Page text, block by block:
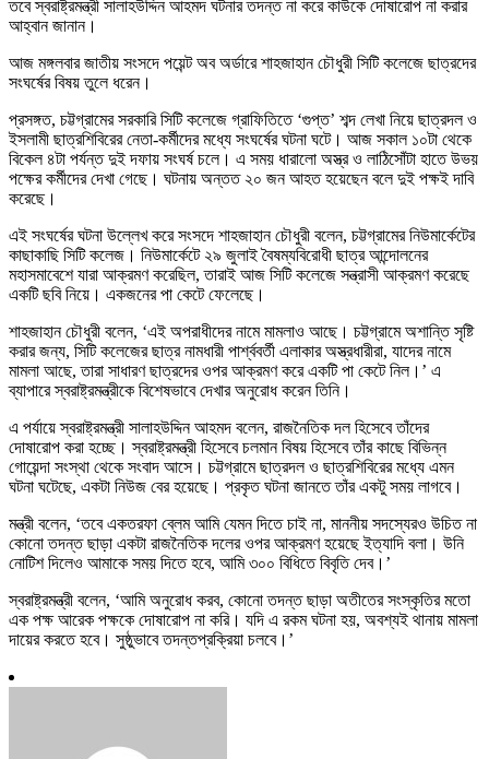
তবে স্বরাষ্ট্রমন্ত্রী সালাহউদ্দিন আহমদ ঘটনার তদন্ত না করে কাউকে দোষারোপ না করার
আহ্বান জানান।
আজ মঙ্গলবার জাতীয় সংসদে পয়েন্ট অব অর্ডারে শাহজাহান চৌধুরী সিটি কলেজে ছাত্রদের
সংঘর্ষের বিষয় তুলে ধরেন।
প্রসঙ্গত, চট্টগ্রামের সরকারি সিটি কলেজে গ্রাফিতিতে ‘গুপ্ত’ শব্দ লেখা নিয়ে ছাত্রদল ও
ইসলামী ছাত্রশিবিরের নেতা-কর্মীদের মধ্যে সংঘর্ষের ঘটনা ঘটে। আজ সকাল ১০টা থেকে
বিকেল ৪টা পর্যন্ত দুই দফায় সংঘর্ষ চলে। এ সময় ধারালো অস্ত্র ও লাঠিসোঁটা হাতে উভয়
পক্ষের কর্মীদের দেখা গেছে। ঘটনায় অন্তত ২০ জন আহত হয়েছেন বলে দুই পক্ষই দাবি
করেছে।
এই সংঘর্ষের ঘটনা উল্লেখ করে সংসদে শাহজাহান চৌধুরী বলেন, চট্টগ্রামের নিউমার্কেটের
কাছাকাছি সিটি কলেজ। নিউমার্কেটে ২৯ জুলাই বৈষম্যবিরোধী ছাত্র আন্দোলনের
মহাসমাবেশে যারা আক্রমণ করেছিল, তারাই আজ সিটি কলেজে সন্ত্রাসী আক্রমণ করেছে
একটি ছবি নিয়ে। একজনের পা কেটে ফেলেছে।
শাহজাহান চৌধুরী বলেন, ‘এই অপরাধীদের নামে মামলাও আছে। চট্টগ্রামে অশান্তি সৃষ্টি
করার জন্য, সিটি কলেজের ছাত্র নামধারী পার্শ্ববর্তী এলাকার অস্ত্রধারীরা, যাদের নামে
মামলা আছে, তারা সাধারণ ছাত্রদের ওপর আক্রমণ করে একটি পা কেটে নিল।’ এ
ব্যাপারে স্বরাষ্ট্রমন্ত্রীকে বিশেষভাবে দেখার অনুরোধ করেন তিনি।
এ পর্যায়ে স্বরাষ্ট্রমন্ত্রী সালাহউদ্দিন আহমদ বলেন, রাজনৈতিক দল হিসেবে তাঁদের
দোষারোপ করা হচ্ছে। স্বরাষ্ট্রমন্ত্রী হিসেবে চলমান বিষয় হিসেবে তাঁর কাছে বিভিন্ন
গোয়েন্দা সংস্থা থেকে সংবাদ আসে। চট্টগ্রামে ছাত্রদল ও ছাত্রশিবিরের মধ্যে এমন
ঘটনা ঘটেছে, একটা নিউজ বের হয়েছে। প্রকৃত ঘটনা জানতে তাঁর একটু সময় লাগবে।
মন্ত্রী বলেন, ‘তবে একতরফা ব্লেম আমি যেমন দিতে চাই না, মাননীয় সদস্যেরও উচিত না
কোনো তদন্ত ছাড়া একটা রাজনৈতিক দলের ওপর আক্রমণ হয়েছে ইত্যাদি বলা। উনি
নোটিশ দিলেও আমাকে সময় দিতে হবে, আমি ৩০০ বিধিতে বিবৃতি দেব।’
স্বরাষ্ট্রমন্ত্রী বলেন, ‘আমি অনুরোধ করব, কোনো তদন্ত ছাড়া অতীতের সংস্কৃতির মতো
এক পক্ষ আরেক পক্ষকে দোষারোপ না করি। যদি এ রকম ঘটনা হয়, অবশ্যই থানায় মামলা
দায়ের করতে হবে। সুষ্ঠুভাবে তদন্তপ্রক্রিয়া চলবে।’